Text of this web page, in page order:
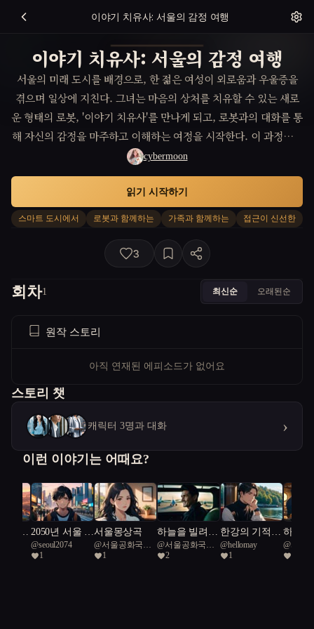
이야기 치유사: 서울의 감정 여행
이야기 치유사: 서울의 감정 여행
서울의 미래 도시를 배경으로, 한 젊은 여성이 외로움과 우울증을
겪으며 일상에 지친다. 그녀는 마음의 상처를 치유할 수 있는 새로
운 형태의 로봇, '이야기 치유사'를 만나게 되고, 로봇과의 대화를 통
해 자신의 감정을 마주하고 이해하는 여정을 시작한다. 이 과정에서
그녀는 자신이 진정 원하는 삶을 찾아가는데, 과연 기술이 사람의
마음을 진정으로 이해하고 치료할 수 있는지에 대한 고민과 희망이
교차한다.
cybermoon
스마트 도시에서 로봇과 함께하는 가족과 함께하는 접근이 신선한
읽기 시작하기
3
회차1 최신순 오래된순
원작 스토리
아직 연재된 에피소드가 없어요
스토리 챗
캐릭터 3명과 대화 ›
이런 이야기는 어때요?
2050년 서울 :
나는 누구인
가?
@seoul2074
1
서울몽상곡
@서울공화국일
급시민
1
하늘을 빌려준
하루
@서울공화국일
급시민
2
한강의 기적:
AR로 만난 역
사
@hellomay
1
하늘
붕어빵
@서울
급시민